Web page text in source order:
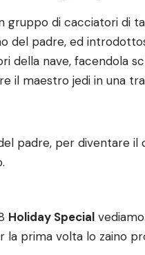
gruppo di cacciatori di
del padre, ed
della nave, facendola
il maestro jedi in una
padre, per diventare il
Holiday Special
prima volta lo zaino